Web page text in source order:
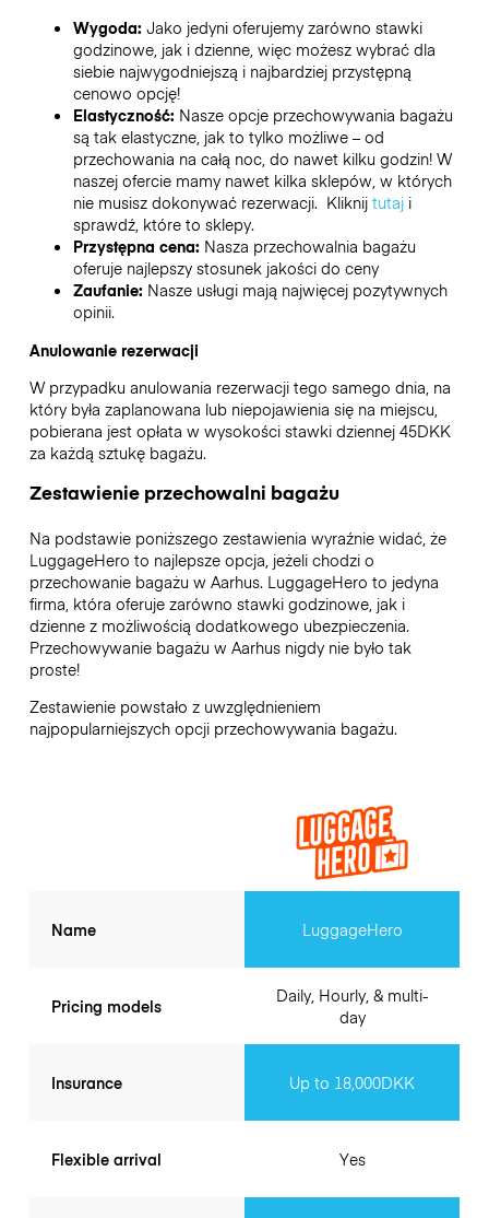
Wygoda: Jako jedyni oferujemy zarówno stawki
godzinowe, jak i dzienne, więc możesz wybrać dla
siebie najwygodniejszą i najbardziej przystępną
cenowo opcję!
Elastyczność: Nasze opcje przechowywania bagażu
są tak elastyczne, jak to tylko możliwe – od
przechowania na całą noc, do nawet kilku godzin! W
naszej ofercie mamy nawet kilka sklepów, w których
nie musisz dokonywać rezerwacji. Kliknij tutaji
sprawdź, które to sklepy.
Przystępna cena: Nasza przechowalnia bagażu
oferuje najlepszy stosunek jakości do ceny
Zaufanie: Nasze usługi mają najwięcej pozytywnych
opinii.
Anulowanie rezerwacji
W przypadku anulowania rezerwacji tego samego dnia, na
który była zaplanowana lub niepojawienia się na miejscu,
pobierana jest opłata w wysokości stawki dziennej 45DKK
za każdą sztukę bagażu.
Zestawienie przechowalni bagażu
Na podstawie poniższego zestawienia wyraźnie widać, że
LuggageHero to najlepsze opcja, jeżeli chodzi o
przechowanie bagażu w Aarhus. LuggageHero to jedyna
firma, która oferuje zarówno stawki godzinowe, jak i
dzienne z możliwością dodatkowego ubezpieczenia.
Przechowywanie bagażu w Aarhusnigdy nie było tak
proste!
Zestawienie powstało z uwzględnieniem
najpopularniejszych opcji przechowywania bagażu.
Name
Pricing models
Insurance
Flexible arrival
LuggageHero
Daily, Hourly, & multi-
day
Up to 18,000DKK
Yes